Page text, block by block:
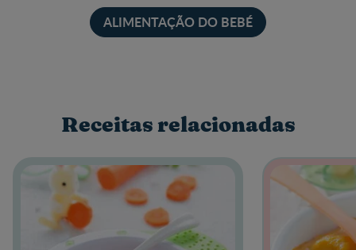
ALIMENTAÇÃO DO BEBÉ
Receitas relacionadas